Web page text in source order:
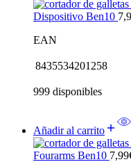
Dispositivo Ben10
EAN
8435534201258
999 disponibles
Añadir al carrito
Fourarms Ben10 7,99